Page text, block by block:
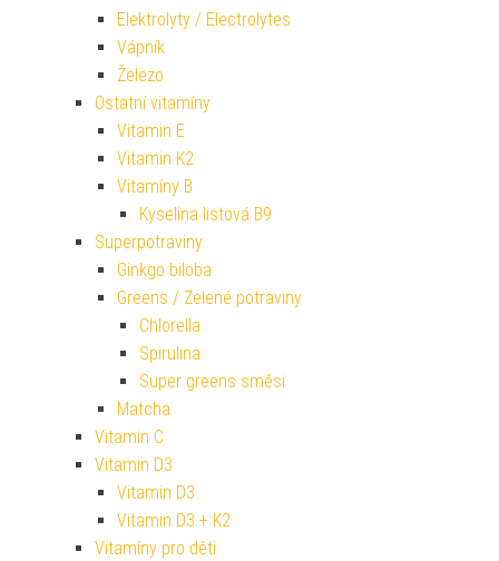
Elektrolyty / Electrolytes
Vápník
Železo
Ostatní vitamíny
Vitamin E
Vitamin K2
Vitamíny B
Kyselina listová B9
Superpotraviny
Ginkgo biloba
Greens / Zelené potraviny
Chlorella
Spirulina
Super greens směsi
Matcha
Vitamin C
Vitamin D3
Vitamin D3
Vitamin D3 + K2
Vitamíny pro děti